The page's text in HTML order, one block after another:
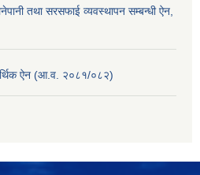
तथा सरसफाई व्यवस्थापन सम्बन्धी ऐन,
ऐन (आ.व. २०८१/०८२)